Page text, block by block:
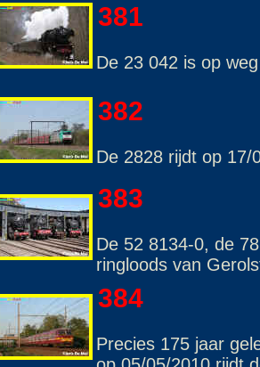
381
De 23 042 is op
382
De 2828 rijdt op 17/
383
De 52 8134-0, de
ringloods van
384
Precies 175 jaar